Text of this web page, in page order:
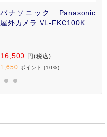
パナソニック Panasonic
屋外カメラ VL-FKC100K
16,500 円(税込)
1,650 ポイント (10%)